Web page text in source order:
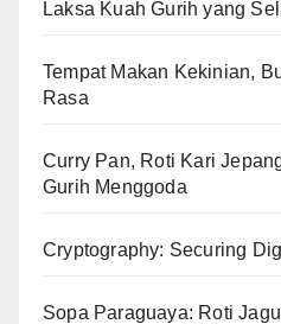
Laksa Kuah Gurih yang
Tempat Makan Kekinian,
Rasa
Curry Pan, Roti Kari
Gurih Menggoda
Cryptography: Securing
Sopa Paraguaya: Roti